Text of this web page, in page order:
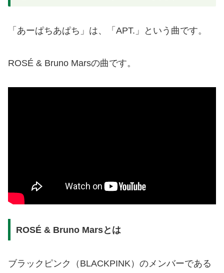
「あーぱちあぱち」は、「APT.」という曲です。
ROSÉ & Bruno Marsの曲です。
ROSÉ & Bruno Marsとは
ブラックピンク（BLACKPINK）のメンバーである